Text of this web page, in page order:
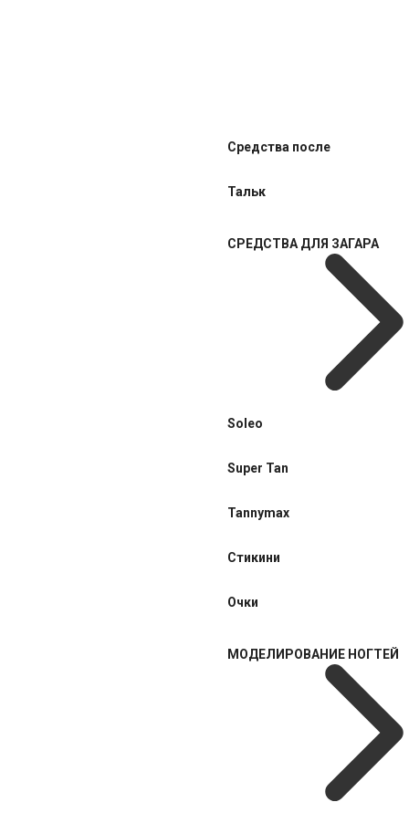
Средства после
Тальк
СРЕДСТВА ДЛЯ ЗАГАРА
Soleo
Super Tan
Tannymax
Стикини
Очки
МОДЕЛИРОВАНИЕ НОГТЕЙ